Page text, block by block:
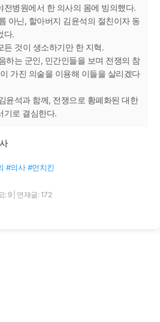
전병원에서 한 의사의 몸에 빙의했다.
아닌, 할아버지 김윤석의 절친이자 동
다.
든 것이 생소하기만 한 지혁.
하는 군인, 민간인들을 보며 전쟁의 참
가진 의술을 이용해 이들을 살리겠다
윤석과 함께, 전쟁으로 황폐화된 대한
기로 결심한다.
#의사 #먼치킨
: 9 연재글: 172